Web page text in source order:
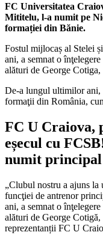
FC Universitatea
Mititelu, l-a numit pe
formației din Bănie.
Fostul mijlocaș al Stelei
ani, a semnat o
alături de George
De-a lungul ultimilor ani,
formaţii din România,
FC U Craiova,
eșecul cu
numit principal
„Clubul nostru a ajuns
funcţiei de antrenor
ani, a semnat o
alături de George
reprezentanții FC U